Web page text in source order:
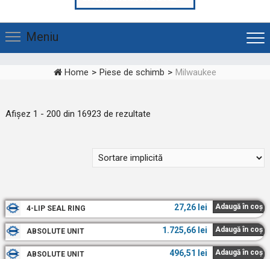
Meniu
Home > Piese de schimb > Milwaukee
Afișez 1 - 200 din 16923 de rezultate
4-LIP SEAL RING 27,26 lei Adaugă în coș
ABSOLUTE UNIT 1.725,66 lei Adaugă în coș
ABSOLUTE UNIT 496,51 lei Adaugă în coș